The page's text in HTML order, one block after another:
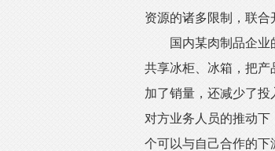
资源的诸多限制，联合
国内某肉制品企业的
共享冰柜、冰箱，把
加了销量，还减少了
对方业务人员的推动
个可以与自己合作的下